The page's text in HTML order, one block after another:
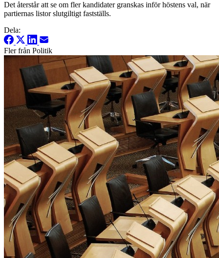
Det återstår att se om fler kandidater granskas inför höstens val, när
partiernas listor slutgiltigt fastställs.
Dela:
Fler från Politik